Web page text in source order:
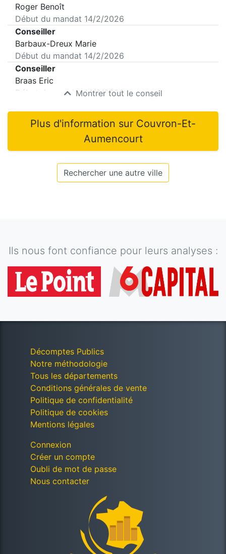
Roger Benoît
Début du mandat 14/2/2026
Conseiller
Barbaux-Dreux Marie
Début du mandat 14/2/2026
Conseiller
Braas Eric
Début du mandat14/2/2026
Montrer tout le conseil
Plus d'information sur Couvron-Et-
Aumencourt
Rechercher une autre ville
Ils nous font confiance pour leurs analyses :
Décomptes Publics
Notre méthodologie
Tous les départements
Conditions générales de vente
Politique de confidentialité
Politique de cookies
Mentions légales
Connexion
Créer un compte
Oubli de mot de passe
Nous contacter